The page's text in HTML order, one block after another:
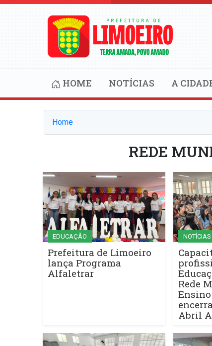
HOME NOTÍCIAS A
Home
REDE
EDUCAÇÃO
Prefeitura de Limoeiro
lança Programa
Alfaletrar
NOTÍCIAS
Rede
Abril